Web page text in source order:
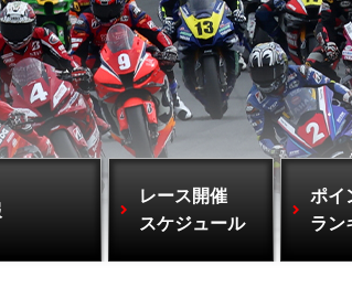
レース開催
スケジュール
ポイ
ラン